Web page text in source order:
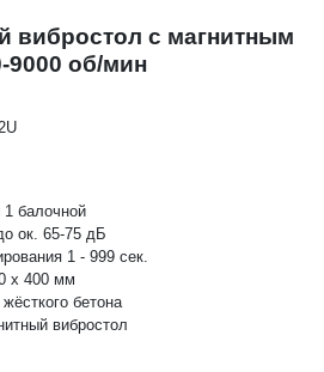
вибростол с магнитным
9000 об/мин
балочной
ок. 65-75 дБ
1 - 999 сек.
х 400 мм
бетона
вибростол